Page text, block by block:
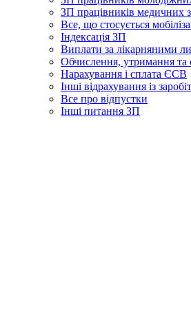
ЗП працівників медичних
Все, що стосується
Індексація ЗП
Виплати за лікарняними
Обчислення, утримання та
Нарахування і сплата ЄСВ
Інші відрахування із
Все про відпустки
Інші питання ЗП